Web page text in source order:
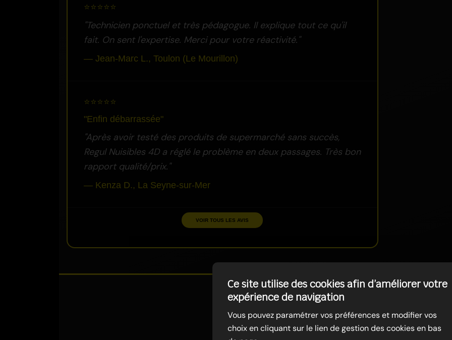
⭐⭐⭐⭐⭐
"Technicien ponctuel et très pédagogue. Il explique tout ce qu'il
fait. On sent l'expertise. Merci pour votre réactivité."
— Jean-Marc L., Toulon (Le Mourillon)
⭐⭐⭐⭐⭐
"Enfin débarrassée"
"Après avoir testé des produits de supermarché sans succès,
Regul Nuisibles 4D a réglé le problème en deux passages. Très bon
rapport qualité/prix."
— Kenza D., La Seyne-sur-Mer
VOIR TOUS LES AVIS
Ce site utilise des cookies afin d’améliorer votre
expérience de navigation
Vous pouvez paramétrer vos préférences et modifier vos
choix en cliquant sur le lien de gestion des cookies en bas